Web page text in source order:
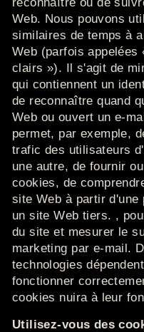
Web. Nous pouvons
similaires de temps à
Web (parfois
clairs »). Il s'agit de
qui contiennent un
de reconnaître quand
Web ou ouvert un e-
permet, par exemple,
trafic des utilisateurs
une autre, de fournir
cookies, de
site Web à partir
un site Web tiers. ,
du site et mesurer le
marketing par e-mail.
technologies
fonctionner
cookies nuira à leur
Utilisez-vous des